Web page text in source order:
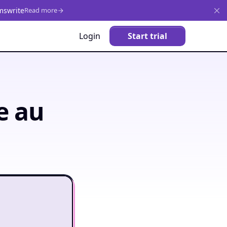
Read more
Login Start trial
au